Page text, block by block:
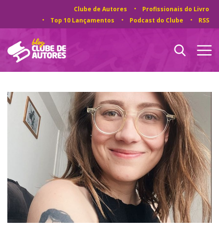
Clube de Autores
Profissionais do Livro
Top 10 Lançamentos
Podcast do Clube RSS